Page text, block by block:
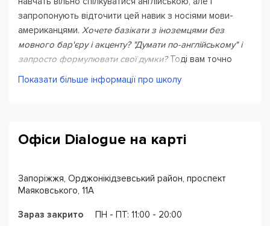
запропонують відточити цей навик з носіями мови-
американцями. Хочете базікати з іноземцями без
мовного бар'єру і акценту? "Думати по-англійському" і
запросто формулювати свої думки?Тоді вам точно
підходить
школа англійської Dialogue.
процесі навчання знадобиться скорегувати курс - це
все, щоб ви якомога швидше заговорили по-
англійському і при цьому відчували себе комфортно і
Показати більше інформації про школу
Офіси Dialogue на карті
Запоріжжя, Орджонікідзевський район, проспект
Маяковського, 11А
Зараз закрито ПН - ПТ: 11:00 - 20:00